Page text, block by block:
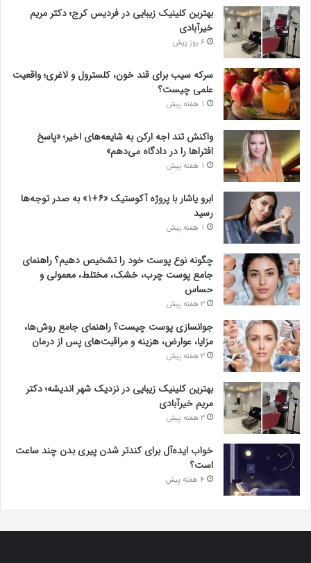
بهترین کلینیک زیبایی در فردیس کرج؛ دکتر مریم
خیرآبادی
6 روز پیش
سرکه سیب برای قند خون، کلسترول و لاغری؛ واقعیت
علمی چیست؟
1 هفته پیش
واکنش تند اجه ارکن به شایعه‌های اخیر؛ «پاسخ
افتراها را در دادگاه می‌دهم»
1 هفته پیش
ابرو یاشار با پروژه آکوستیک «۶+۱» به صدر توجه‌ها
رسید
1 هفته پیش
چگونه نوع پوست خود را تشخیص دهیم؟ راهنمای
جامع پوست چرب، خشک، مختلط، معمولی و
حساس
3 هفته پیش
جوانسازی پوست چیست؟ راهنمای جامع روش‌ها،
مزایا، عوارض، هزینه و مراقبت‌های پس از درمان
3 هفته پیش
بهترین کلینیک زیبایی در نزدیک شهر اندیشه؛ دکتر
مریم خیرآبادی
3 هفته پیش
خواب ایده‌آل برای کندتر شدن پیری بدن چند ساعت
است؟
4 هفته پیش